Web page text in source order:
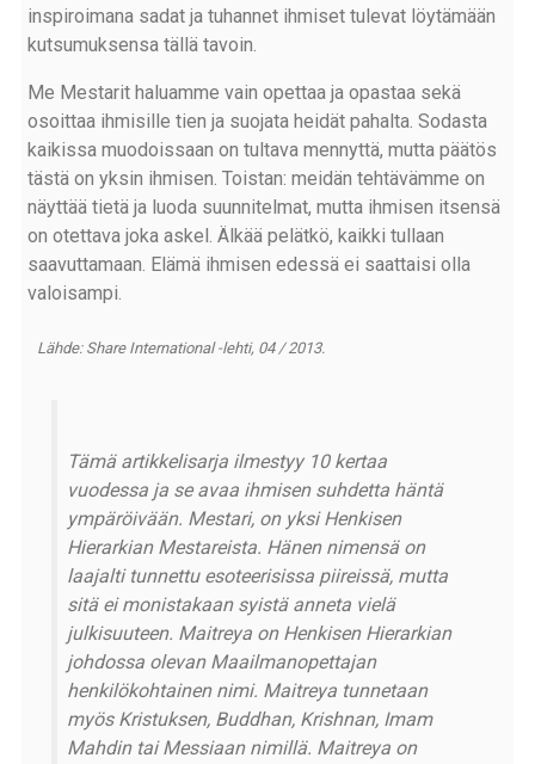
inspiroimana sadat ja tuhannet ihmiset tulevat löytämään
kutsumuksensa tällä tavoin.
Me Mestarit haluamme vain opettaa ja opastaa sekä
osoittaa ihmisille tien ja suojata heidät pahalta. Sodasta
kaikissa muodoissaan on tultava mennyttä, mutta päätös
tästä on yksin ihmisen. Toistan: meidän tehtävämme on
näyttää tietä ja luoda suunnitelmat, mutta ihmisen itsensä
on otettava joka askel. Älkää pelätkö, kaikki tullaan
saavuttamaan. Elämä ihmisen edessä ei saattaisi olla
valoisampi.
Lähde: Share International -lehti, 04 / 2013.
Tämä artikkelisarja ilmestyy 10 kertaa
vuodessa ja se avaa ihmisen suhdetta häntä
ympäröivään. Mestari, on yksi Henkisen
Hierarkian Mestareista. Hänen nimensä on
laajalti tunnettu esoteerisissa piireissä, mutta
sitä ei monistakaan syistä anneta vielä
julkisuuteen. Maitreya on Henkisen Hierarkian
johdossa olevan Maailmanopettajan
henkilökohtainen nimi. Maitreya tunnetaan
myös Kristuksen, Buddhan, Krishnan, Imam
Mahdin tai Messiaan nimillä. Maitreya on